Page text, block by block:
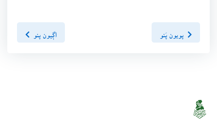
پويون پَنو اڳيون پنو